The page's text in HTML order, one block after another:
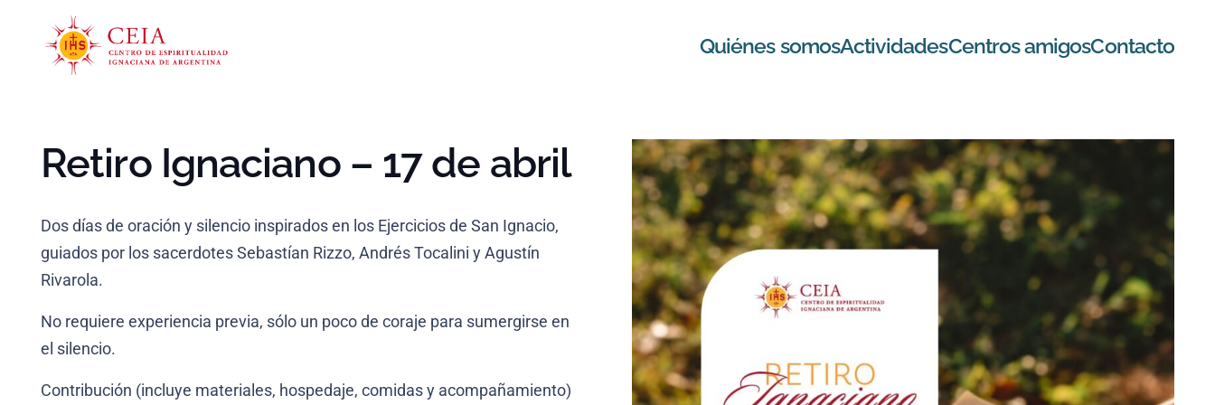
Quiénes somosActividadesCentros amigosContacto
Retiro Ignaciano – 17 de abril
Dos días de oración y silencio inspirados en los Ejercicios de San Ignacio,
guiados por los sacerdotes Sebastían Rizzo, Andrés Tocalini y Agustín
Rivarola.
No requiere experiencia previa, sólo un poco de coraje para sumergirse en
el silencio.
Contribución (incluye materiales, hospedaje, comidas y acompañamiento)